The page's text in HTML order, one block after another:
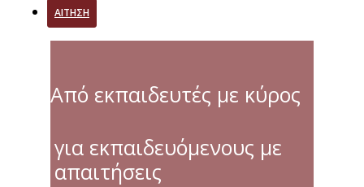
ΑΙΤΗΣΗ
Από εκπαιδευτές με κύρος
για εκπαιδευόμενους με
απαιτήσεις